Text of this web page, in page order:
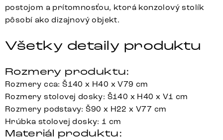
postojom a prítomnosťou, ktorá konzolový stolík
pôsobí ako dizajnový objekt.
Všetky detaily produktu
Rozmery produktu:
Rozmery cca: Š140 x H40 x V79 cm
Rozmery stolovej dosky: Š140 x H40 x V1 cm
Rozmery podstavy: Š90 x H22 x V77 cm
Hrúbka stolovej dosky: 1 cm
Materiál produktu: